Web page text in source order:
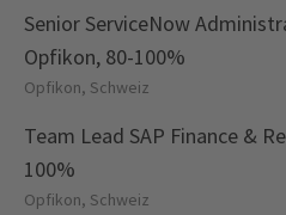
Senior ServiceNow
Opfikon, 80-100%
Opfikon, Schweiz
Team Lead SAP Finance &
100%
Opfikon, Schweiz